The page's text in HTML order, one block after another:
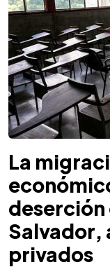
La
deserción
Salvador,
privados